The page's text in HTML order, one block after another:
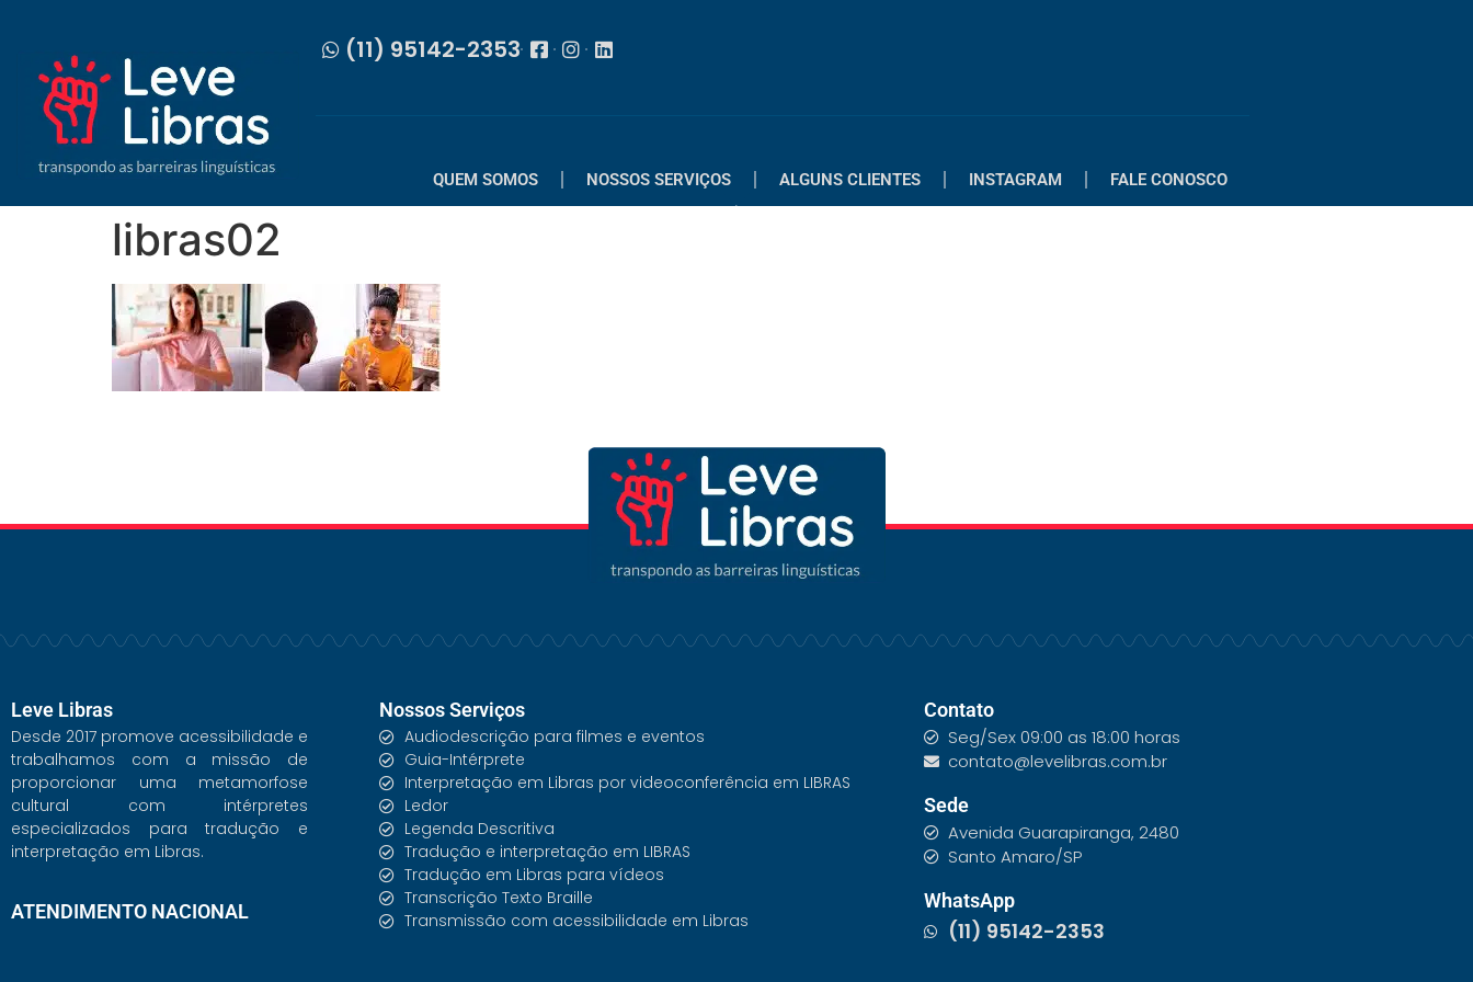
(11) 95142-2353
QUEM SOMOS NOSSOS SERVIÇOS ALGUNS CLIENTES INSTAGRAM FALE CONOSCO
libras02
Leve Libras
Desde 2017 promove acessibilidade e
trabalhamos com a missão de
proporcionar uma metamorfose
cultural com intérpretes
especializados para tradução e
interpretação em Libras.
ATENDIMENTO NACIONAL
Nossos Serviços
Audiodescrição para filmes e eventos
Guia-Intérprete
Interpretação em Libras por videoconferência em LIBRAS
Ledor
Legenda Descritiva
Tradução e interpretação em LIBRAS
Tradução em Libras para vídeos
Transcrição Texto Braille
Transmissão com acessibilidade em Libras
Contato
Seg/Sex 09:00 as 18:00 horas
contato@levelibras.com.br
Sede
Avenida Guarapiranga, 2480
Santo Amaro/SP
WhatsApp
(11) 95142-2353